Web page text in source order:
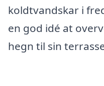
koldtvandskar i
en god idé at
hegn til sin